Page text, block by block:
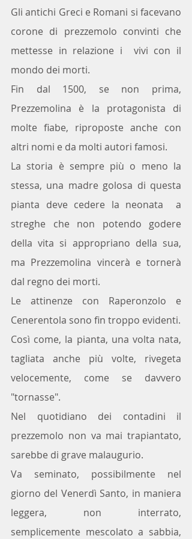
Gli antichi Greci e Romani si facevano
corone di prezzemolo convinti che
mettesse in relazione i  vivi con il
mondo dei morti.
Fin dal 1500, se non prima,
Prezzemolina è la protagonista di
molte fiabe, riproposte anche con
altri nomi e da molti autori famosi.
La storia è sempre più o meno la
stessa, una madre golosa di questa
pianta deve cedere la neonata  a
streghe che non potendo godere
della vita si appropriano della sua,
ma Prezzemolina vincerà e tornerà
dal regno dei morti.
Le attinenze con Raperonzolo e
Cenerentola sono fin troppo evidenti.
Così come, la pianta, una volta nata,
tagliata anche più volte, rivegeta
velocemente, come se davvero
"tornasse".
Nel quotidiano dei contadini il
prezzemolo non va mai trapiantato,
sarebbe di grave malaugurio.
Va seminato, possibilmente nel
giorno del Venerdì Santo, in maniera
leggera, non interrato,
semplicemente mescolato a sabbia,